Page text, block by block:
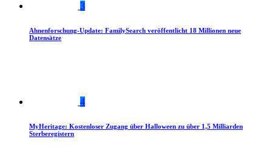
3
Ahnenforschung-Update: FamilySearch veröffentlicht 18 Millionen neue
Datensätze
4
MyHeritage: Kostenloser Zugang über Halloween zu über 1,5 Milliarden
Sterberegistern